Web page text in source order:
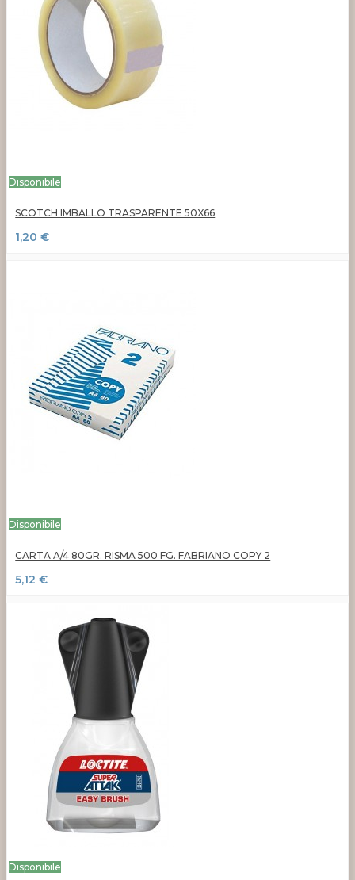
Disponibile
SCOTCH IMBALLO TRASPARENTE 50X66
1,20 €
Disponibile
CARTA A/4 80GR. RISMA 500 FG. FABRIANO COPY 2
5,12 €
Disponibile